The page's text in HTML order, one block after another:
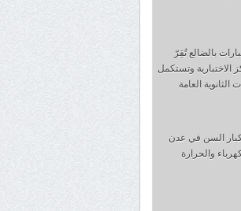
بالضالع تُقِرّ
الاختبارية وتستكمل
الثانوية العامة
كبار السن في عدن
والحرارة